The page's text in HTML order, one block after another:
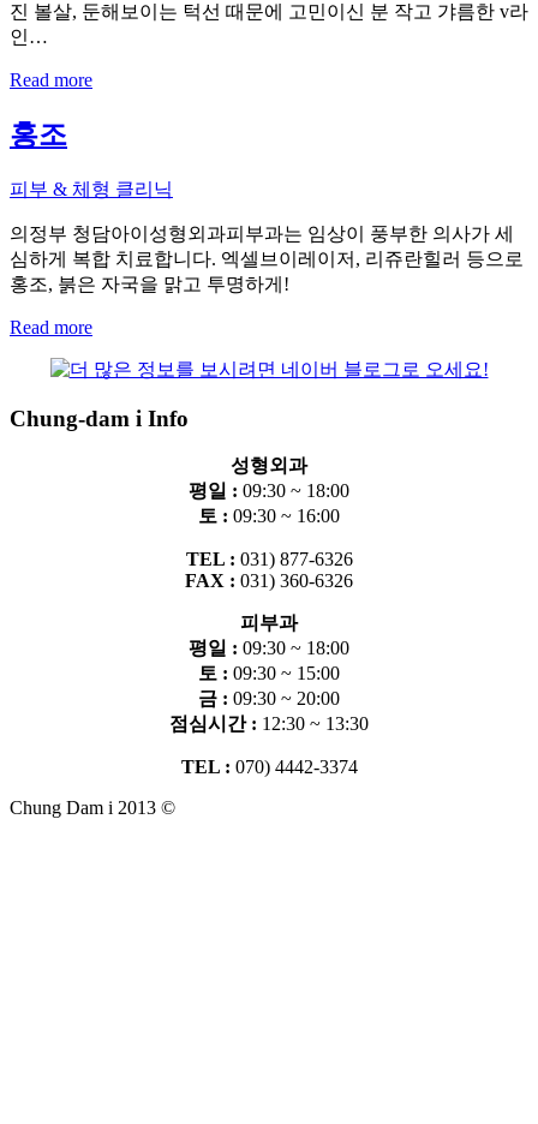
진 볼살, 둔해보이는 턱선 때문에 고민이신 분 작고 갸름한 v라
인…
Read more
홍조
피부 & 체형 클리닉
의정부 청담아이성형외과피부과는 임상이 풍부한 의사가 세
심하게 복합 치료합니다. 엑셀브이레이저, 리쥬란힐러 등으로
홍조, 붉은 자국을 맑고 투명하게!
Read more
Chung-dam i Info
성형외과
평일 : 09:30 ~ 18:00
토 : 09:30 ~ 16:00
TEL : 031) 877-6326
FAX : 031) 360-6326
피부과
평일 : 09:30 ~ 18:00
토 : 09:30 ~ 15:00
금 : 09:30 ~ 20:00
점심시간 : 12:30 ~ 13:30
TEL : 070) 4442-3374
Chung Dam i 2013 ©